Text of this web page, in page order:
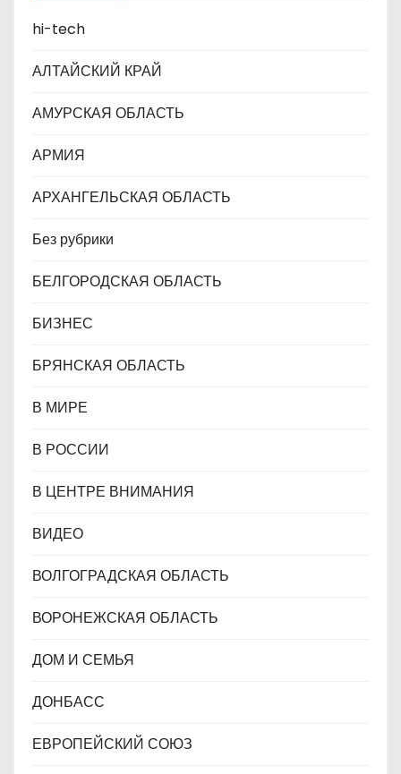
п
м
hi-tech
АЛТАЙСКИЙ КРАЙ
АМУРСКАЯ ОБЛАСТЬ
АРМИЯ
АРХАНГЕЛЬСКАЯ ОБЛАСТЬ
Без рубрики
БЕЛГОРОДСКАЯ ОБЛАСТЬ
БИЗНЕС
БРЯНСКАЯ ОБЛАСТЬ
В МИРЕ
В РОССИИ
В ЦЕНТРЕ ВНИМАНИЯ
ВИДЕО
ВОЛГОГРАДСКАЯ ОБЛАСТЬ
ВОРОНЕЖСКАЯ ОБЛАСТЬ
ДОМ И СЕМЬЯ
ДОНБАСС
ЕВРОПЕЙСКИЙ СОЮЗ